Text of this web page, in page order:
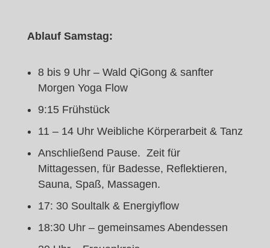
Ablauf Samstag:
8 bis 9 Uhr – Wald QiGong & sanfter
Morgen Yoga Flow
9:15 Frühstück
11 – 14 Uhr Weibliche Körperarbeit & Tanz
Anschließend Pause. Zeit für
Mittagessen, für Badesse, Reflektieren,
Sauna, Spaß, Massagen.
17: 30 Soultalk & Energiyflow
18:30 Uhr – gemeinsames Abendessen